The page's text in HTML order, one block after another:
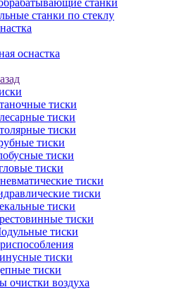
станки
станки по стеклу
оснастка
тиски
тиски
тиски
тиски
тиски
тиски
тиски
тиски
тиски
тиски
тиски
тиски
тиски
очистки воздуха